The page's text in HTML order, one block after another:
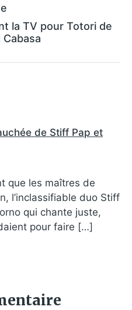
la TV pour Totori de
de Stiff Pap et
que les maîtres de
l’inclassifiable duo Stiff
qui chante juste,
pour faire […]